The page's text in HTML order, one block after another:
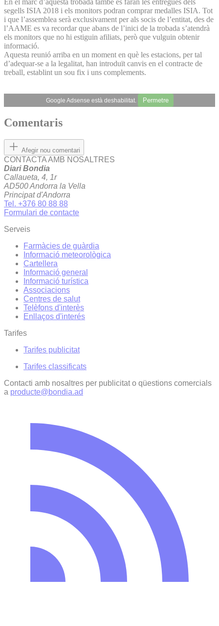
segells ISIA 2018 i els monitors podran comprar medalles ISIA. Tot
i que l’assemblea serà exclusivament per als socis de l’entitat, des de
l’AAME es va recordar que abans de l’inici de la trobada s’atendrà
els monitors que no hi estiguin afiliats, però que vulguin obtenir
informació.
Aquesta reunió arriba en un moment en què les estacions, per tal
d’adequar-se a la legalitat, han introduït canvis en el contracte de
treball, establint un sou fix i uns complements.
Google Adsense està deshabilitat. Permetre
Comentaris
Afegir nou comentari
CONTACTA AMB NOSALTRES
Diari Bondia
Callaueta, 4, 1r
AD500 Andorra la Vella
Principat d'Andorra
Tel. +376 80 88 88
Formulari de contacte
Serveis
Farmàcies de guàrdia
Informació meteorològica
Cartellera
Informació general
Informació turística
Associacions
Centres de salut
Telèfons d'interès
Enllaços d'interés
Tarifes
Tarifes publicitat
Tarifes classificats
Contacti amb nosaltres per publicitat o qüestions comercials
a producte@bondia.ad